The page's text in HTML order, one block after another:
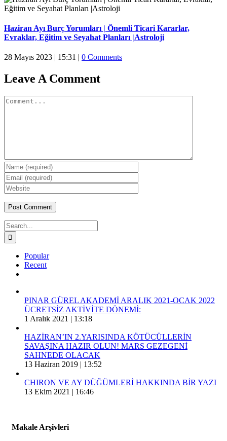
Haziran Ayı Burç Yorumları | Önemli Ticari Kararlar,
Evraklar, Eğitim ve Seyahat Planları |Astroloji
28 Mayıs 2023 | 15:31 | 0 Comments
Leave A Comment
Comment
Search
for:
Popular
Recent
PINAR GÜREL AKADEMİ ARALIK 2021-OCAK 2022
ÜCRETSİZ AKTİVİTE DÖNEMİ:
1 Aralık 2021 | 13:18
HAZİRAN’IN 2.YARISINDA KÖTÜCÜLLERİN
SAVAŞINA HAZIR OLUN! MARS GEZEGENİ
SAHNEDE OLACAK
13 Haziran 2019 | 13:52
CHIRON VE AY DÜĞÜMLERİ HAKKINDA BİR YAZI
13 Ekim 2021 | 16:46
Makale Arşivleri